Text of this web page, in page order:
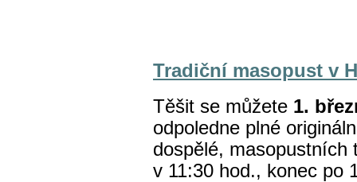
Tradiční masopust v
Těšit se můžete 1.
odpoledne plné
dospělé, masopustních
v 11:30 hod., konec po